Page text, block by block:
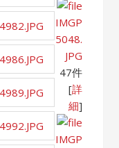
IMGP
5048.
JPG
47件
[詳
細]
IMGP